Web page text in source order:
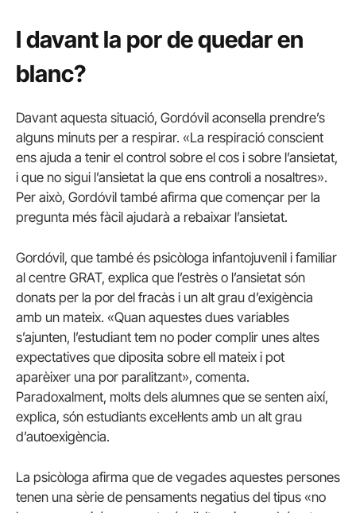
I davant la por de quedar en
blanc?
Davant aquesta situació, Gordóvil aconsella prendre’s
alguns minuts per a respirar. «La respiració conscient
ens ajuda a tenir el control sobre el cos i sobre l’ansietat,
i que no sigui l’ansietat la que ens controli a nosaltres».
Per això, Gordóvil també afirma que començar per la
pregunta més fàcil ajudarà a rebaixar l’ansietat.
Gordóvil, que també és psicòloga infantojuvenil i familiar
al centre GRAT, explica que l’estrès o l’ansietat són
donats per la por del fracàs i un alt grau d’exigència
amb un mateix. «Quan aquestes dues variables
s’ajunten, l’estudiant tem no poder complir unes altes
expectatives que diposita sobre ell mateix i pot
aparèixer una por paralitzant», comenta.
Paradoxalment, molts dels alumnes que se senten així,
explica, són estudiants excel·lents amb un alt grau
d’autoexigència.
La psicòloga afirma que de vegades aquestes persones
tenen una sèrie de pensaments negatius del tipus «no